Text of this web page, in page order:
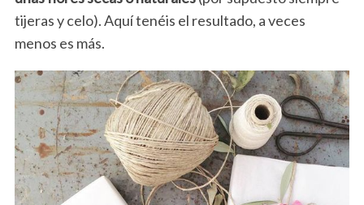
tijeras y celo). Aquí tenéis el resultado, a veces
menos es más.